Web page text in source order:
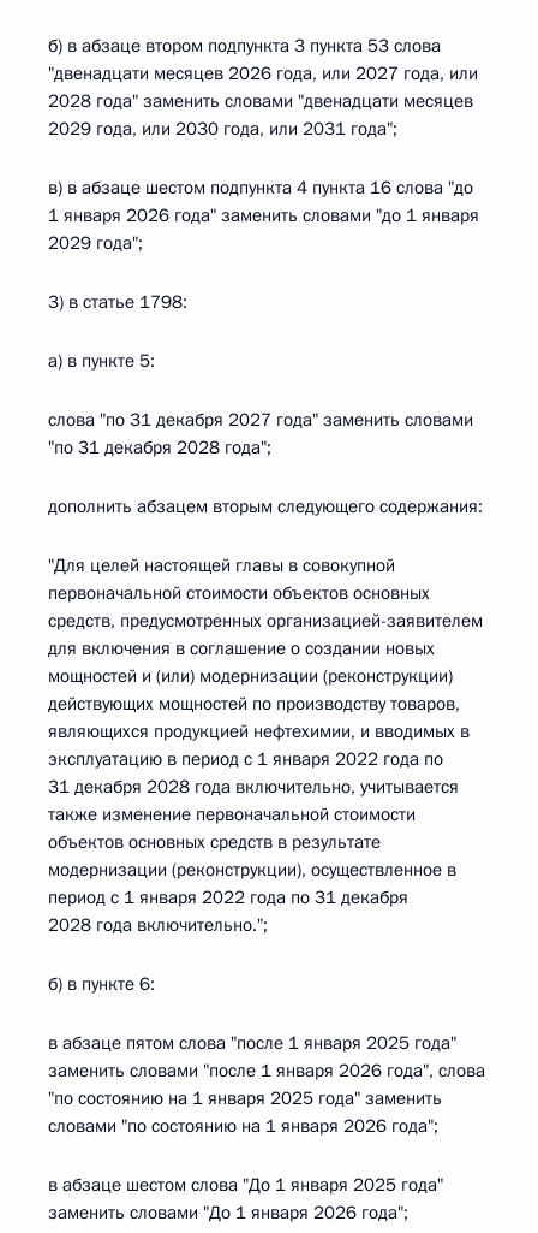
б) в абзаце втором подпункта 3 пункта 53 слова
"двенадцати месяцев 2026 года, или 2027 года, или
2028 года" заменить словами "двенадцати месяцев
2029 года, или 2030 года, или 2031 года";
в) в абзаце шестом подпункта 4 пункта 16 слова "до
1 января 2026 года" заменить словами "до 1 января
2029 года";
3) в статье 1798:
а) в пункте 5:
слова "по 31 декабря 2027 года" заменить словами
"по 31 декабря 2028 года";
дополнить абзацем вторым следующего содержания:
"Для целей настоящей главы в совокупной
первоначальной стоимости объектов основных
средств, предусмотренных организацией-заявителем
для включения в соглашение о создании новых
мощностей и (или) модернизации (реконструкции)
действующих мощностей по производству товаров,
являющихся продукцией нефтехимии, и вводимых в
эксплуатацию в период с 1 января 2022 года по
31 декабря 2028 года включительно, учитывается
также изменение первоначальной стоимости
объектов основных средств в результате
модернизации (реконструкции), осуществленное в
период с 1 января 2022 года по 31 декабря
2028 года включительно.";
б) в пункте 6:
в абзаце пятом слова "после 1 января 2025 года"
заменить словами "после 1 января 2026 года", слова
"по состоянию на 1 января 2025 года" заменить
словами "по состоянию на 1 января 2026 года";
в абзаце шестом слова "До 1 января 2025 года"
заменить словами "До 1 января 2026 года";